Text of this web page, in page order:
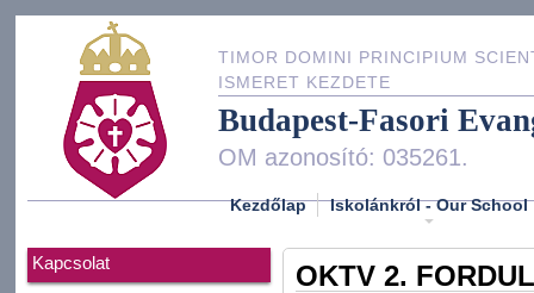
TIMOR DOMINI PRINCIPIUM
ISMERET KEZDETE
Budapest-Fasori
OM azonosító: 035261.
Kezdőlap Iskolánkról - Our School
Kapcsolat OKTV 2.